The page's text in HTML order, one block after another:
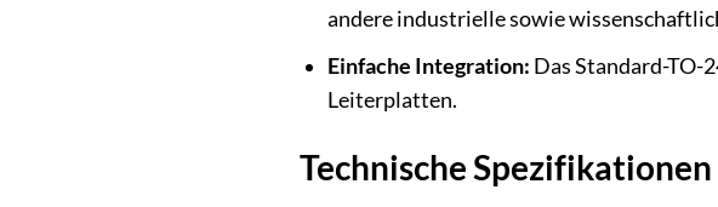
andere industrielle sowie
Einfache Integration: Das Standard-TO-
Leiterplatten.
Technische